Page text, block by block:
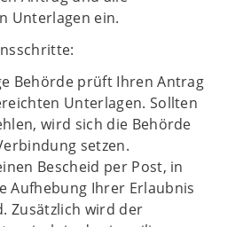
Unterlagen ein.
Behörde prüft Ihren Antrag
Unterlagen. Sollten
wird sich die Behörde
setzen.
Bescheid per Post, in
Aufhebung Ihrer Erlaubnis
Zusätzlich wird der